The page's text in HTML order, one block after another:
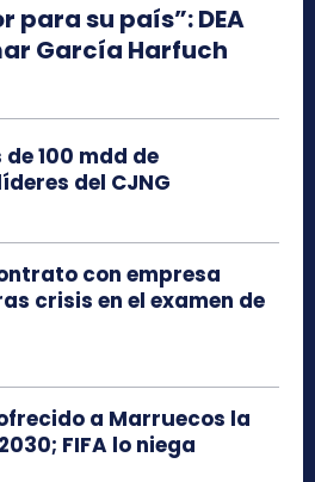
para su país”: DEA
García Harfuch
de 100 mdd de
del CJNG
con empresa
crisis en el examen de
a Marruecos la
FIFA lo niega